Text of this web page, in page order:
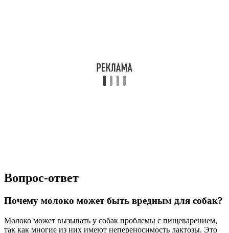
Вопрос-ответ
Почему молоко может быть вредным для собак?
Молоко может вызывать у собак проблемы с пищеварением,
так как многие из них имеют непереносимость лактозы. Это